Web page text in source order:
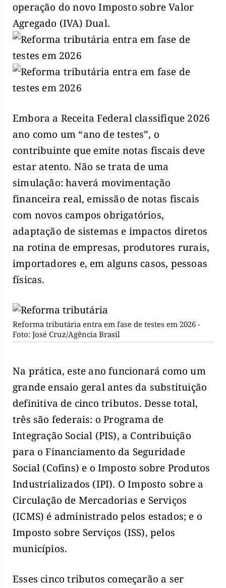
operação do novo Imposto sobre Valor
Agregado (IVA) Dual.
Embora a Receita Federal classifique 2026
ano como um “ano de testes”, o
contribuinte que emite notas fiscais deve
estar atento. Não se trata de uma
simulação: haverá movimentação
financeira real, emissão de notas fiscais
com novos campos obrigatórios,
adaptação de sistemas e impactos diretos
na rotina de empresas, produtores rurais,
importadores e, em alguns casos, pessoas
físicas.
Reforma tributária entra em fase de testes em 2026 -
Foto: José Cruz/Agência Brasil
Na prática, este ano funcionará como um
grande ensaio geral antes da substituição
definitiva de cinco tributos. Desse total,
três são federais: o Programa de
Integração Social (PIS), a Contribuição
para o Financiamento da Seguridade
Social (Cofins) e o Imposto sobre Produtos
Industrializados (IPI). O Imposto sobre a
Circulação de Mercadorias e Serviços
(ICMS) é administrado pelos estados; e o
Imposto sobre Serviços (ISS), pelos
municípios.
Esses cinco tributos começarão a ser